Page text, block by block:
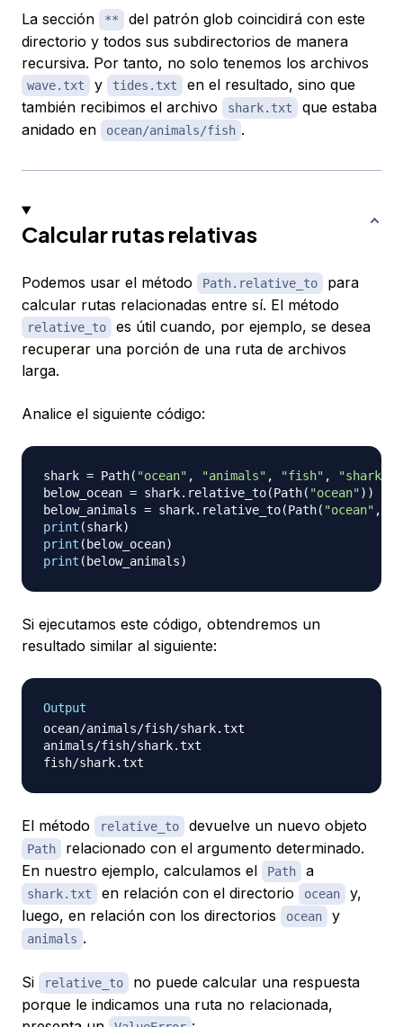
La sección **
del patrón glob coincidirá con este
directorio y todos sus subdirectorios de manera
recursiva. Por tanto, no solo tenemos los archivos
wave.txt y tides.txt
en el resultado, sino que
también recibimos el archivo
shark.txt
que estaba
anidado en
ocean/animals/fish .
Calcular rutas relativas
Podemos usar el método Path.relative_to
para
calcular rutas relacionadas entre sí. El método
relative_to
es útil cuando, por ejemplo, se desea
recuperar una porción de una ruta de archivos
larga.
Analice el siguiente código:
shark = Path( "ocean" , "animals" , "fish" ,
below_ocean = shark. relative_to(Path( "ocean") )
below_animals = shark. relative_to(Path( "ocean" ,
print (shark)
print ( below_ocean)
print ( below_animals)
Si ejecutamos este código, obtendremos un
resultado similar al siguiente:
Output
ocean/animals/fish/shark.txt
animals/fish/shark.txt
El método relative_to devuelve un nuevo objeto
Path
relacionado con el argumento determinado.
En nuestro ejemplo, calculamos el
Path a
shark.txt en relación con el directorio ocean
y,
luego, en relación con los directorios
ocean y
animals .
Si relative_to
no puede calcular una respuesta
porque le indicamos una ruta no relacionada,